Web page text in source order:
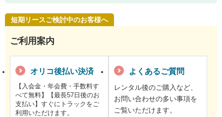
短期リースご検討中のお客様へ
ご利用案内
オリコ後払い決済
【入会金・年会費・手数料す
べて無料】【最長57日後のお
支払い】すぐにトラックをご
利用いただけます。
よくあるご質問
レンタル後のご購入など、
お問い合わせの多い事項を
ご覧いただけます。